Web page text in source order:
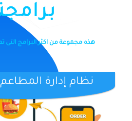
هذه مجموعة من اكثر البرامج التى
نظام إدارة